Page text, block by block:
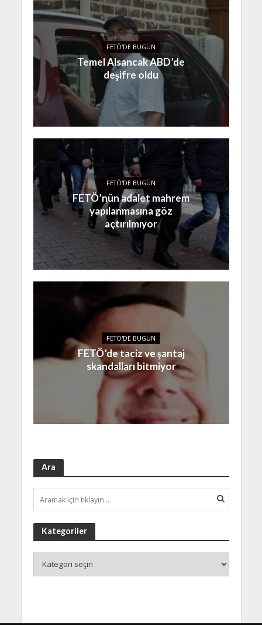
FETÖ'DE BUGÜN
Temel Alsancak ABD’de
deşifre oldu
FETÖ'DE BUGÜN
FETÖ’nün adalet mahrem
yapılanmasına göz
açtırılmıyor
FETÖ'DE BUGÜN
FETÖ’de taciz ve şantaj
skandalları bitmiyor
Ara
Kategoriler